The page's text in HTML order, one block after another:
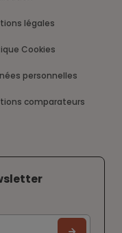
légales
Cookies
personnelles
comparateurs